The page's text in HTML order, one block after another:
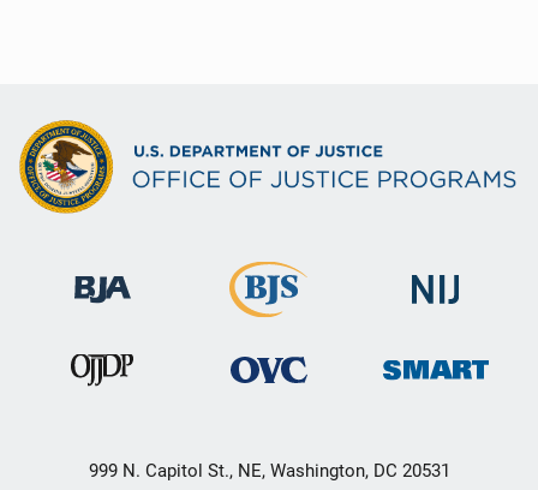
999 N. Capitol St., NE, Washington, DC 20531